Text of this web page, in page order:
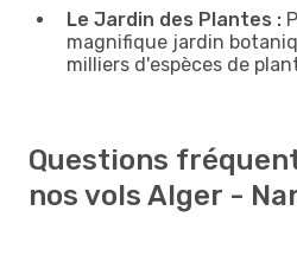
Le Jardin des Plantes :
magnifique jardin
milliers d'espèces de
Questions
nos vols Alger -